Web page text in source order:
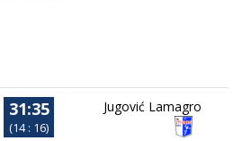
31:35
(14 : 16)
Jugović Lamagro